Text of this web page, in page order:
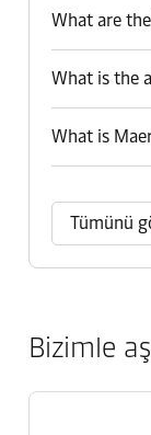
What are
What is the
What is
Tümünü
Bizimle